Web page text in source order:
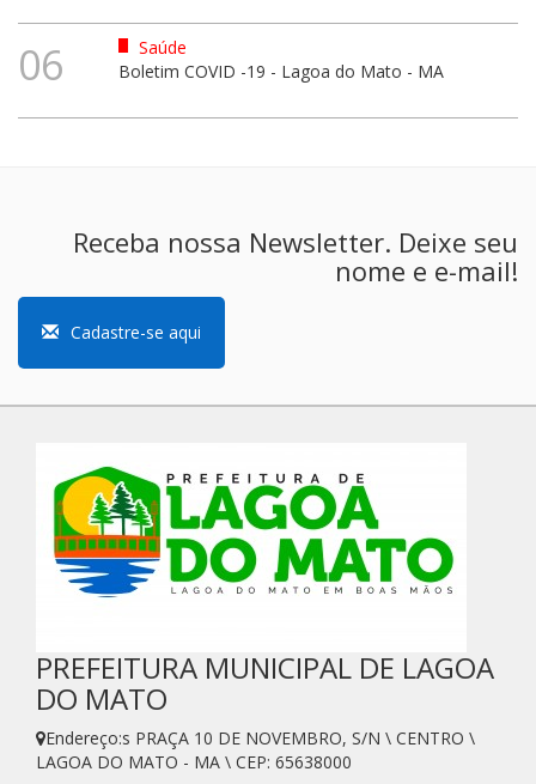
06
Saúde
Boletim COVID -19 - Lagoa do Mato - MA
Receba nossa Newsletter. Deixe seu
nome e e-mail!
Cadastre-se aqui
PREFEITURA MUNICIPAL DE LAGOA
DO MATO
Endereço:s PRAÇA 10 DE NOVEMBRO, S/N \ CENTRO \
LAGOA DO MATO - MA \ CEP: 65638000